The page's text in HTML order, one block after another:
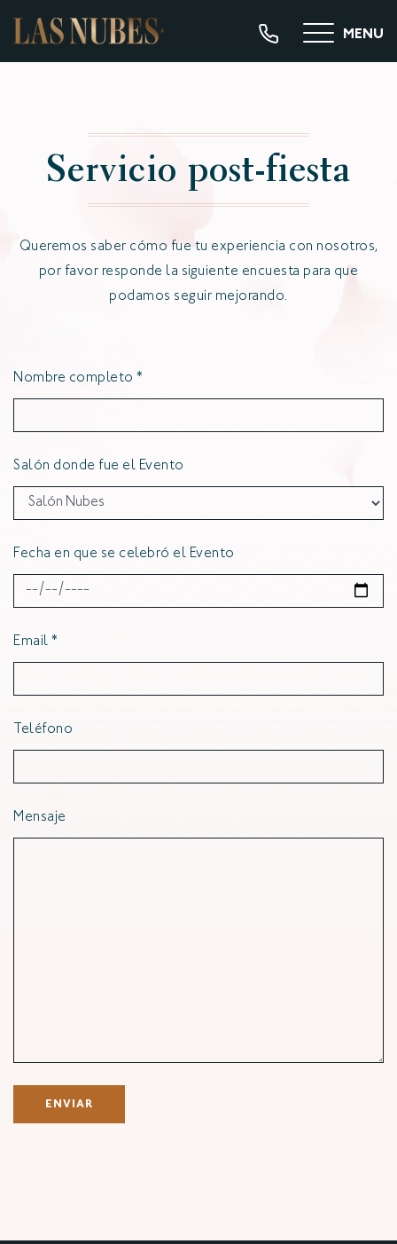
MENU
Servicio post-fiesta
Queremos saber cómo fue tu experiencia con nosotros,
por favor responde la siguiente encuesta para que
podamos seguir mejorando.
Nombre completo *
Salón donde fue el Evento
Fecha en que se celebró el Evento
Email *
Teléfono
Mensaje